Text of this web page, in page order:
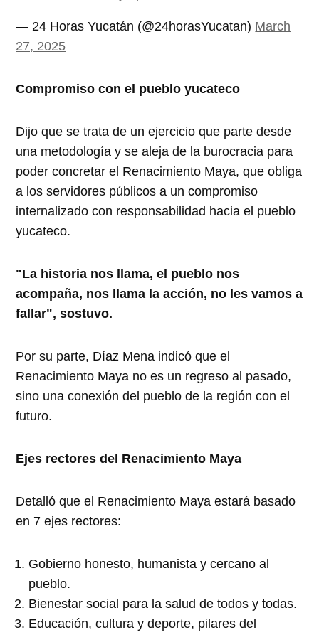
— 24 Horas Yucatán (@24horasYucatan) March
27, 2025
Compromiso con el pueblo yucateco
Dijo que se trata de un ejercicio que parte desde
una metodología y se aleja de la burocracia para
poder concretar el Renacimiento Maya, que obliga
a los servidores públicos a un compromiso
internalizado con responsabilidad hacia el pueblo
yucateco.
"La historia nos llama, el pueblo nos
acompaña, nos llama la acción, no les vamos a
fallar", sostuvo.
Por su parte, Díaz Mena indicó que el
Renacimiento Maya no es un regreso al pasado,
sino una conexión del pueblo de la región con el
futuro.
Ejes rectores del Renacimiento Maya
Detalló que el Renacimiento Maya estará basado
en 7 ejes rectores:
Gobierno honesto, humanista y cercano al
pueblo.
Bienestar social para la salud de todos y todas.
Educación, cultura y deporte, pilares del